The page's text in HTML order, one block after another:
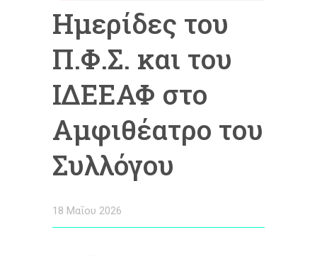
Ημερίδες του
Π.Φ.Σ. και του
ΙΔΕΕΑΦ στο
Αμφιθέατρο του
Συλλόγου
18 Μαΐου 2026